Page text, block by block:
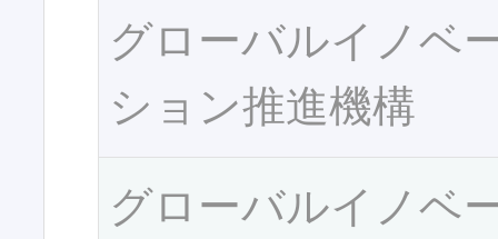
グローバルイノベ
ション推進機構
グローバルイノベ